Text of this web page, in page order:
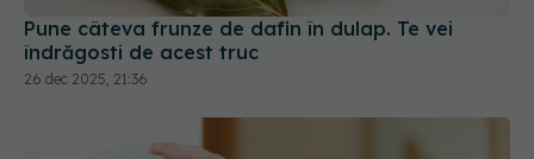
Pune câteva frunze de dafin în dulap. Te vei
îndrăgosti de acest truc
26 dec 2025, 21:36